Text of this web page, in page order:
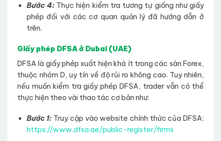
Bước 4:Thực hiện kiểm tra tương tự giống như giấy
phép đối với các cơ quan quản lý đã hướng dẫn ở
trên.
Giấy phép DFSA ở Dubai (UAE)
DFSA là giấy phép xuất hiện khá ít trong các sàn Forex,
thuộc nhóm D, uy tín về độ rủi ro không cao. Tuy nhiên,
nếu muốn kiểm tra giấy phép DFSA, trader vẫn có thể
thực hiện theo vài thao tác cơ bản như:
Bước 1: Truy cập vào website chính thức của DFSA:
https://www.dfsa.ae/public-register/firms